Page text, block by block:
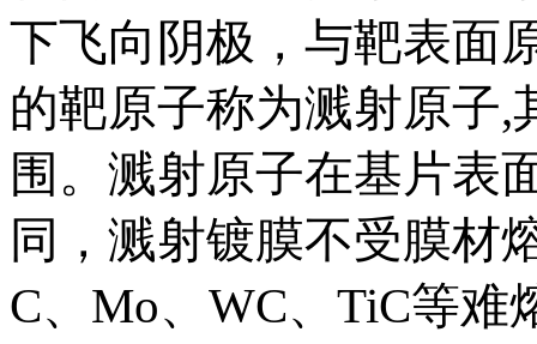
下飞向阴极，与靶表面
的靶原子称为溅射原子,
围。溅射原子在基片表
同，溅射镀膜不受膜材
C、Mo、WC、TiC等难